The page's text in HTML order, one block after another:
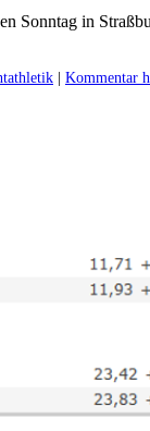
Sonntag in
| Kommentar